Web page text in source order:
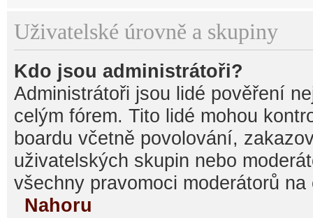
Uživatelské úrovně a skupiny
Kdo jsou administrátoři?
Administrátoři jsou lidé pověření
celým fórem. Tito lidé mohou
boardu včetně povolování,
uživatelských skupin nebo
všechny pravomoci moderátorů na
Nahoru